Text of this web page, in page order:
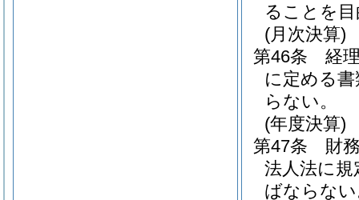
ることを
(月次決算)
第46条
経
に定める
らない。
(年度決算)
第47条
財
法人法に
ばならな